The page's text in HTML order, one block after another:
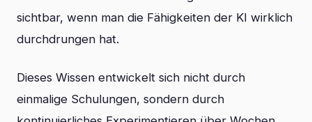
sichtbar, wenn man die Fähigkeiten der KI wirklich
durchdrungen hat.
Dieses Wissen entwickelt sich nicht durch
einmalige Schulungen, sondern durch